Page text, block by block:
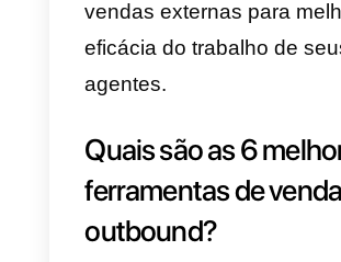
outboundpara
maneira ideal o
Quando falamos de
tudo muda e, por